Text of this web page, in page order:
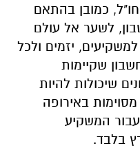
כמובן בהתאם
לשער אל עולם
יזמים ולכל
שקיימות
שיכולות להיות
באירופה
עבור המשקיע
בלבד.